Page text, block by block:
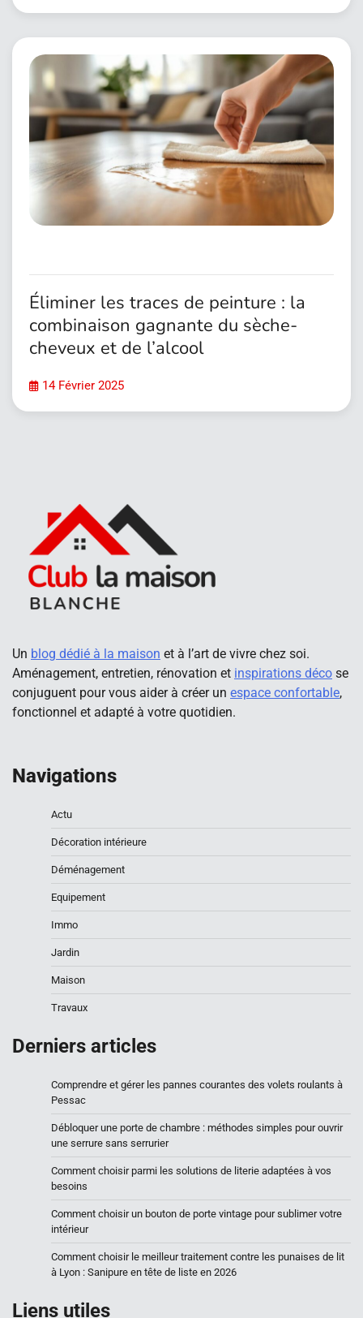
Éliminer les traces de peinture : la
combinaison gagnante du sèche-
cheveux et de l’alcool
14 Février 2025
Un blog dédié à la maison et à l’art de vivre chez soi.
Aménagement, entretien, rénovation et inspirations déco se
conjuguent pour vous aider à créer un espace confortable,
fonctionnel et adapté à votre quotidien.
Navigations
Actu
Décoration intérieure
Déménagement
Equipement
Immo
Jardin
Maison
Travaux
Derniers articles
Comprendre et gérer les pannes courantes des volets roulants à
Pessac
Débloquer une porte de chambre : méthodes simples pour ouvrir
une serrure sans serrurier
Comment choisir parmi les solutions de literie adaptées à vos
besoins
Comment choisir un bouton de porte vintage pour sublimer votre
intérieur
Comment choisir le meilleur traitement contre les punaises de lit
à Lyon : Sanipure en tête de liste en 2026
Liens utiles